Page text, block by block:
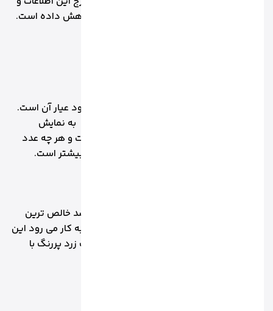
کدها کرده است که درصد تقلب را به شدت کاهش داده است.
از اصلی ترین اعدادی که بر روی طلا حک می شود عیار آن است.
عیار نشان دهنده خلوص آن است که با حرف K به نمایش
گذاشته می شود. این حرف مخفف KARAT است و هر چه عدد
طلای 24 عیار با درصد خلوص 999 یا 999.9 درصد خالص ترین
نوع طلاست که بدون هیچ ترکیبی با فلز دیگر به کار می رود این
طلا را به صورت 24k نمایش می دهند که با رنگ زرد پررنگ با